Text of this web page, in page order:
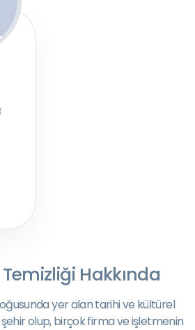
Hakkında
yer alan tarihi ve kültürel
olup, birçok firma ve işletmenin